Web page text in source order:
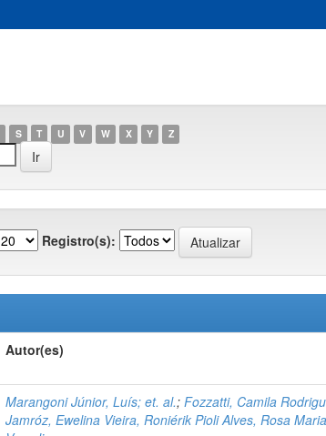
S T U V W X Y Z
Registro(s):
Autor(es)
Marangoni Júnior, Luís; et. al.; Fozzatti, Camila
Jamróz, Ewelina Vieira, Roniérik Pioli Alves, Rosa Maria